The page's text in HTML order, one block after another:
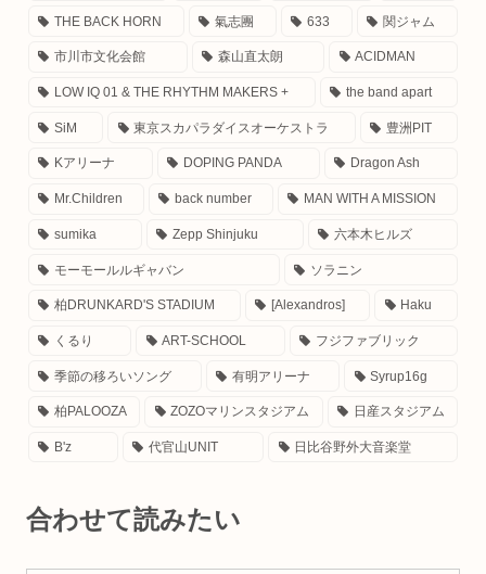
THE BACK HORN 氣志團 633 関ジャム
市川市文化会館 森山直太朗 ACIDMAN
LOW IQ 01 & THE RHYTHM MAKERS + the band apart
SiM 東京スカパラダイスオーケストラ 豊洲PIT
Kアリーナ DOPING PANDA Dragon Ash
Mr.Children back number MAN WITH A MISSION
sumika Zepp Shinjuku 六本木ヒルズ
モーモールルギャバン ソラニン
柏DRUNKARD'S STADIUM [Alexandros] Haku
くるり ART-SCHOOL フジファブリック
季節の移ろいソング 有明アリーナ Syrup16g
柏PALOOZA ZOZOマリンスタジアム 日産スタジアム
B'z 代官山UNIT 日比谷野外大音楽堂
合わせて読みたい